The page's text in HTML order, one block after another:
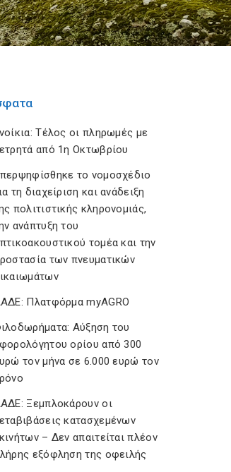
Τέλος οι πληρωμές με
από 1η Οκτωβρίου
το νομοσχέδιο
τη διαχείριση και ανάδειξη
πολιτιστικής κληρονομιάς,
ανάπτυξη του
τομέα και την
των πνευματικών
Πλατφόρμα myAGRO
Αύξηση του
ορίου από 300
τον μήνα σε 6.000 ευρώ τον
Ξεμπλοκάρουν οι
κατασχεμένων
– Δεν απαιτείται πλέον
εξόφληση της οφειλής